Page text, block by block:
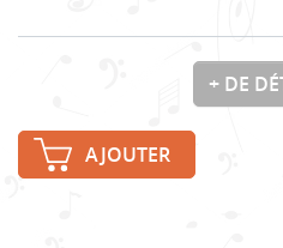
+ DE
AJOUTER